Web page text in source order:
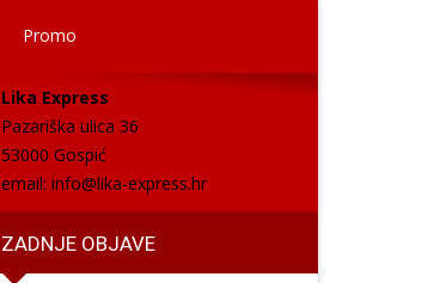
Promo
Lika Express
Pazariška ulica 36
53000 Gospić
email: info@lika-express.hr
ZADNJE OBJAVE